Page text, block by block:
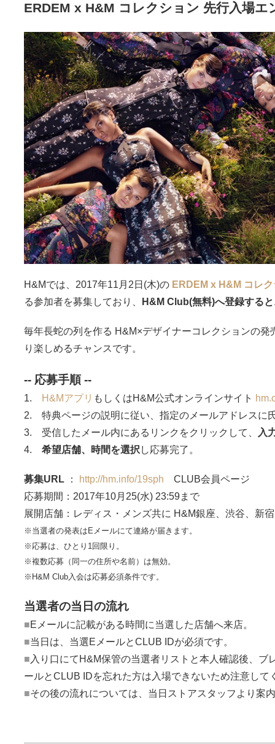
ERDEM x H&M コレクション 先行入場エ
H&Mでは、2017年11月2日(木)の ERDEM x H&M コレ
る参加者を募集しており、
H&M Club(無料)へ登録すると
毎年長蛇の列を作る H&M×デザイナーコレクションの
り楽しめるチャンスです。
-- 応募手順 --
1. H&Mアプリ もしくはH&M公式オンラインサイト
2. 特典ページの説明に従い、指定のメールアドレスに
3. 受信したメール内にあるリンクをクリックして、
入
4. 希望店舗、時間を選択 し応募完了。
募集URL： http://hm.info/19sph CLUB会員ページ
応募期間：2017年10月25(水) 23:59まで
展開店舗：レディス・メンズ共に H&M銀座、渋谷、新
※当選者の発表はEメールにて連絡が届きます。
※応募は、ひとり1回限り。
※複数応募（同一の住所や名前）は無効。
※H&M Club入会は応募必須条件です。
当選者の当日の流れ
■Eメールに記載がある時間に当選した店舗へ来店。
■当日は、当選EメールとCLUB IDが必須です。
■ 入り口にてH&M保管の当選者リストと本人確認後、ブ
ールとCLUB IDを忘れた方は入場できないため注意して
■その後の流れについては、当日ストアスタッフより案